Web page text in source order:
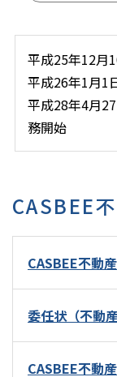
平成25年12月
平成26年1月1
平成28年4月
務開始
CASBEE
CASBEE不動
委任状（不動産
CASBEE不動